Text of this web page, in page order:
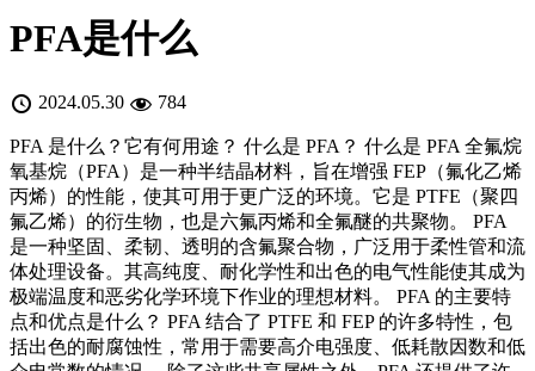
PFA是什么
2024.05.30 784
PFA 是什么？它有何用途？ 什么是 PFA？ 什么是 PFA 全氟烷
氧基烷（PFA）是一种半结晶材料，旨在增强 FEP（氟化乙烯
丙烯）的性能，使其可用于更广泛的环境。它是 PTFE（聚四
氟乙烯）的衍生物，也是六氟丙烯和全氟醚的共聚物。 PFA
是一种坚固、柔韧、透明的含氟聚合物，广泛用于柔性管和流
体处理设备。其高纯度、耐化学性和出色的电气性能使其成为
极端温度和恶劣化学环境下作业的理想材料。 PFA 的主要特
点和优点是什么？ PFA 结合了 PTFE 和 FEP 的许多特性，包
括出色的耐腐蚀性，常用于需要高介电强度、低耗散因数和低